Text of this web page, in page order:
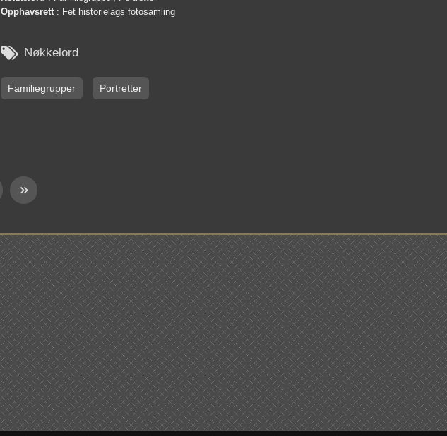
Opphavsrett : Fet historielags fotosamling
 Nøkkelord
Familiegrupper Portretter